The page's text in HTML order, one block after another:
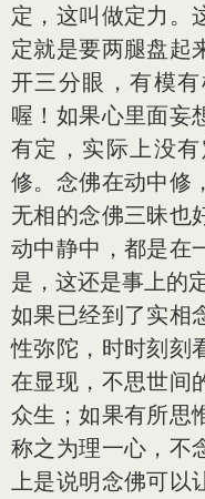
定，这叫做定力。
定就是要两腿盘起
开三分眼，有模
喔！如果心里面妄
有定，实际上没
修。念佛在动中修
无相的念佛三昧也
动中静中，都是在
是，这还是事上的定
如果已经到了实相
性弥陀，时时刻刻
在显现，不思世间
众生；如果有所思
称之为理一心，不
上是说明念佛可以